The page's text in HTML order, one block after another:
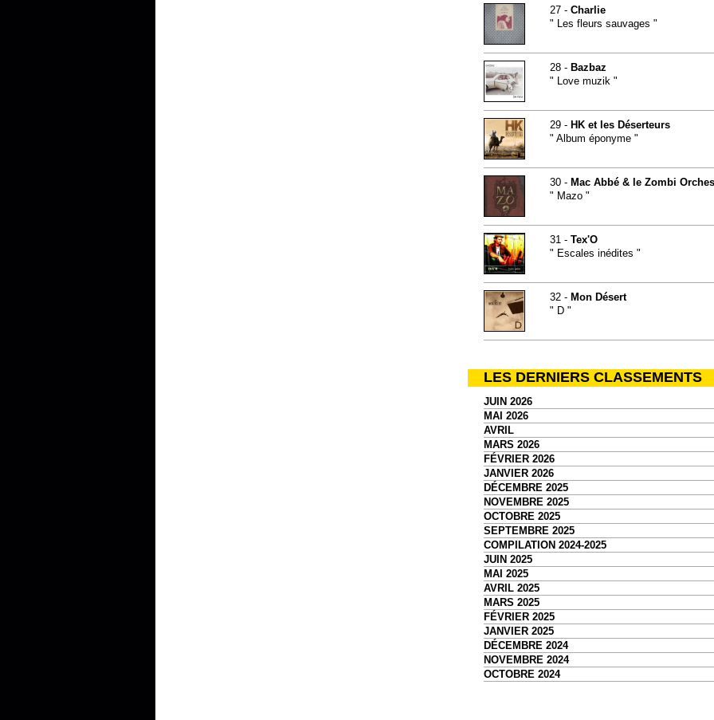
27 - Charlie
" Les fleurs sauvages "
28 - Bazbaz
" Love muzik "
29 - HK et les Déserteurs
" Album éponyme "
30 - Mac Abbé & le Zombi
" Mazo "
31 - Tex'O
" Escales inédites "
32 - Mon Désert
" D "
LES DERNIERS CLASSEMENTS
JUIN 2026
MAI 2026
AVRIL
MARS 2026
FÉVRIER 2026
JANVIER 2026
DÉCEMBRE 2025
NOVEMBRE 2025
OCTOBRE 2025
SEPTEMBRE 2025
COMPILATION 2024-2025
JUIN 2025
MAI 2025
AVRIL 2025
MARS 2025
FÉVRIER 2025
JANVIER 2025
DÉCEMBRE 2024
NOVEMBRE 2024
OCTOBRE 2024